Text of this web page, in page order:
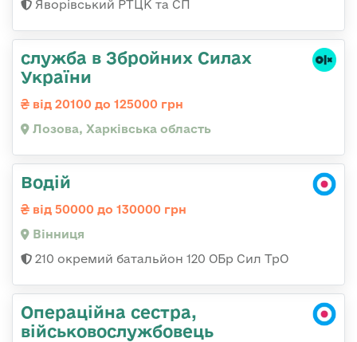
Яворівський РТЦК та СП
служба в Збройних Силах
України
від 20100 до 125000 грн
Лозова, Харківська область
Водій
від 50000 до 130000 грн
Вінниця
210 окремий батальйон 120 ОБр Сил ТрО
Операційна сестра,
військовослужбовець